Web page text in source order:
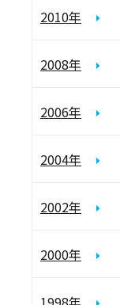
2010年
2008年
2006年
2004年
2002年
2000年